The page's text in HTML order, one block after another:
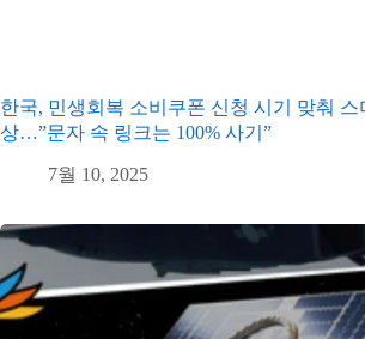
한국, 민생회복 소비쿠폰 신청 시기 맞춰 스
상…”문자 속 링크는 100% 사기”
7월 10, 2025